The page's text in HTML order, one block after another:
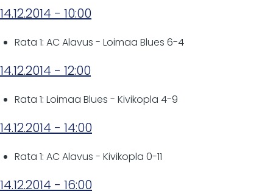
14.12.2014 - 10:00
Rata 1: AC Alavus - Loimaa Blues 6-4
14.12.2014 - 12:00
Rata 1: Loimaa Blues - Kivikopla 4-9
14.12.2014 - 14:00
Rata 1: AC Alavus - Kivikopla 0-11
14.12.2014 - 16:00